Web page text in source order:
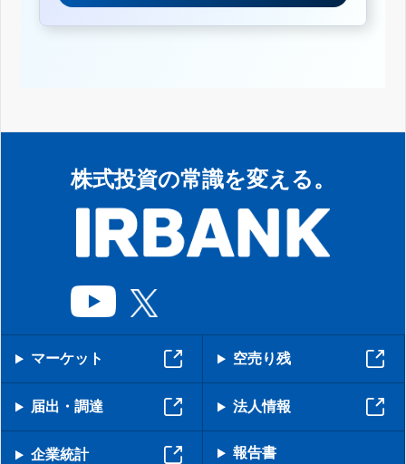
株式投資の常識を変える。
マーケット 空売り残
届出・調達 法人情報
企業統計 報告書